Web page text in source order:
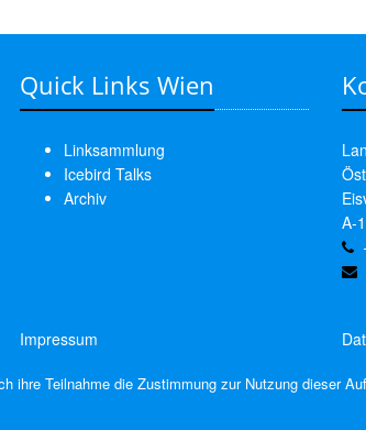
Quick Links Wien
Linksammlung
Icebird Talks
Archiv
A-
Impressum
ihre Teilnahme die Zustimmung zur Nutzung dieser